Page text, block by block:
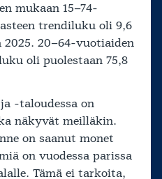
mukaan 15–74-
trendiluku oli 9,6
20–64-vuotiaiden
oli puolestaan 75,8
-taloudessa on
näkyvät meilläkin.
on saanut monet
on vuodessa parissa
Tämä ei tarkoita,